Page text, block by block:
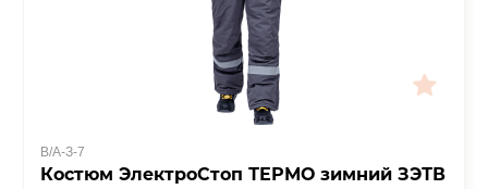
В/А-З-7
Костюм ЭлектроСтоп ТЕРМО зимний ЗЭТВ